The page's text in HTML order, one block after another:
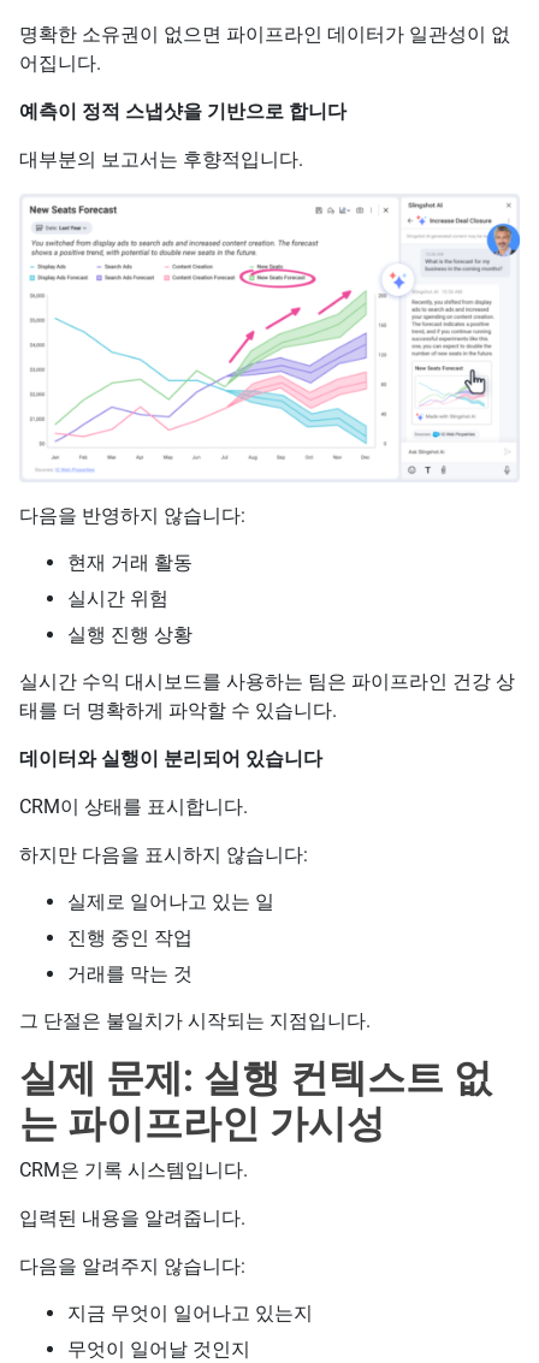
명확한 소유권이 없으면 파이프라인 데이터가 일관성이 없
어집니다.
예측이 정적 스냅샷을 기반으로 합니다
대부분의 보고서는 후향적입니다.
다음을 반영하지 않습니다:
현재 거래 활동
실시간 위험
실행 진행 상황
실시간 수익 대시보드를 사용하는 팀은 파이프라인 건강 상
태를 더 명확하게 파악할 수 있습니다.
데이터와 실행이 분리되어 있습니다
CRM이 상태를 표시합니다.
하지만 다음을 표시하지 않습니다:
실제로 일어나고 있는 일
진행 중인 작업
거래를 막는 것
그 단절은 불일치가 시작되는 지점입니다.
실제 문제: 실행 컨텍스트 없
는 파이프라인 가시성
CRM은 기록 시스템입니다.
입력된 내용을 알려줍니다.
다음을 알려주지 않습니다:
지금 무엇이 일어나고 있는지
무엇이 일어날 것인지